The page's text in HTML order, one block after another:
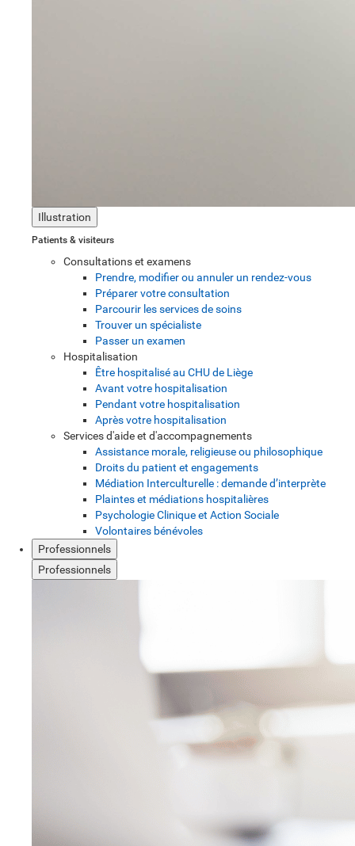
Illustration
Patients & visiteurs
Consultations et examens
Prendre, modifier ou annuler un rendez-vous
Préparer votre consultation
Parcourir les services de soins
Trouver un spécialiste
Passer un examen
Hospitalisation
Être hospitalisé au CHU de Liège
Avant votre hospitalisation
Pendant votre hospitalisation
Après votre hospitalisation
Services d'aide et d'accompagnements
Assistance morale, religieuse ou philosophique
Droits du patient et engagements
Médiation Interculturelle : demande d’interprète
Plaintes et médiations hospitalières
Psychologie Clinique et Action Sociale
Volontaires bénévoles
Professionnels
Professionnels